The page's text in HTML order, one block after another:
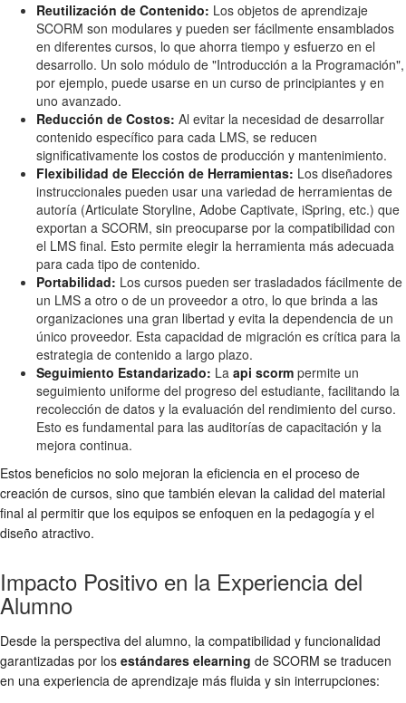
Reutilización de Contenido: Los objetos de aprendizaje
SCORM son modulares y pueden ser fácilmente ensamblados
en diferentes cursos, lo que ahorra tiempo y esfuerzo en el
desarrollo. Un solo módulo de "Introducción a la Programación",
por ejemplo, puede usarse en un curso de principiantes y en
uno avanzado.
Reducción de Costos: Al evitar la necesidad de desarrollar
contenido específico para cada LMS, se reducen
significativamente los costos de producción y mantenimiento.
Flexibilidad de Elección de Herramientas: Los diseñadores
instruccionales pueden usar una variedad de herramientas de
autoría (Articulate Storyline, Adobe Captivate, iSpring, etc.) que
exportan a SCORM, sin preocuparse por la compatibilidad con
el LMS final. Esto permite elegir la herramienta más adecuada
para cada tipo de contenido.
Portabilidad: Los cursos pueden ser trasladados fácilmente de
un LMS a otro o de un proveedor a otro, lo que brinda a las
organizaciones una gran libertad y evita la dependencia de un
único proveedor. Esta capacidad de migración es crítica para la
estrategia de contenido a largo plazo.
Seguimiento Estandarizado: La api scorm permite un
seguimiento uniforme del progreso del estudiante, facilitando la
recolección de datos y la evaluación del rendimiento del curso.
Esto es fundamental para las auditorías de capacitación y la
mejora continua.
Estos beneficios no solo mejoran la eficiencia en el proceso de
creación de cursos, sino que también elevan la calidad del material
final al permitir que los equipos se enfoquen en la pedagogía y el
diseño atractivo.
Impacto Positivo en la Experiencia del
Alumno
Desde la perspectiva del alumno, la compatibilidad y funcionalidad
garantizadas por los estándares elearning de SCORM se traducen
en una experiencia de aprendizaje más fluida y sin interrupciones: